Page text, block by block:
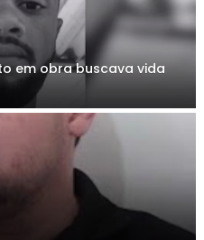
em obra buscava vida